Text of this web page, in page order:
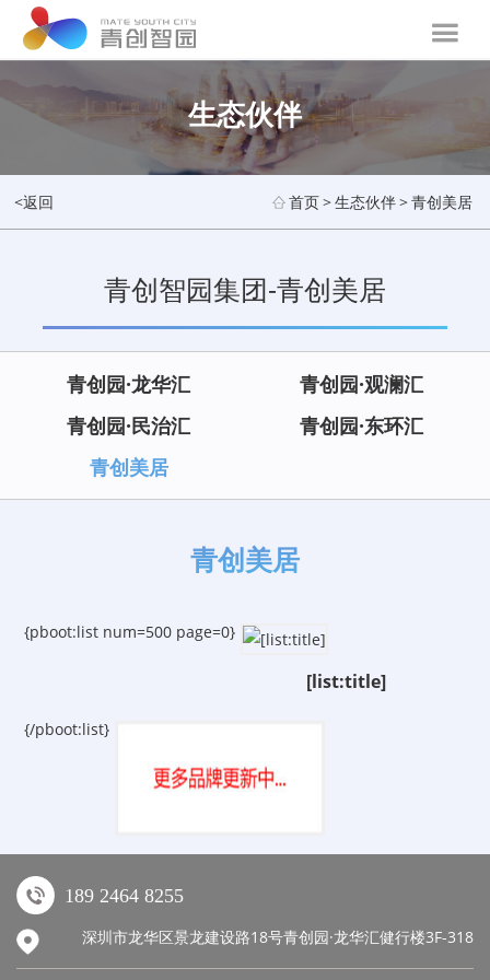
生态伙伴
<返回 首页>生态伙伴>青创美居
青创智园集团-青创美居
青创园·龙华汇
青创园·观澜汇
青创园·民治汇
青创园·东环汇
青创美居
青创美居
{pboot:list num=500 page=0}
[list:title]
{/pboot:list}
189 2464 8255
深圳市龙华区景龙建设路18号青创园·龙华汇健行楼3F-318